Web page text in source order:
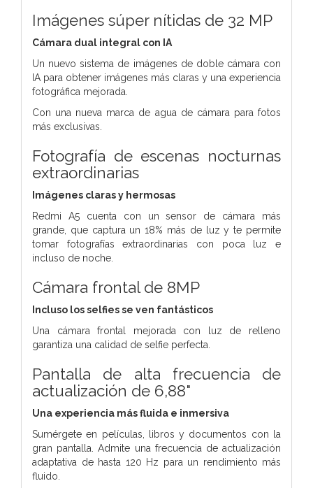
Imágenes súper nítidas de 32 MP
Cámara dual integral con IA
Un nuevo sistema de imágenes de doble cámara con
IA para obtener imágenes más claras y una experiencia
fotográfica mejorada.
Con una nueva marca de agua de cámara para fotos
más exclusivas.
Fotografía de escenas nocturnas
extraordinarias
Imágenes claras y hermosas
Redmi A5 cuenta con un sensor de cámara más
grande, que captura un 18% más de luz y te permite
tomar fotografías extraordinarias con poca luz e
incluso de noche.
Cámara frontal de 8MP
Incluso los selfies se ven fantásticos
Una cámara frontal mejorada con luz de relleno
garantiza una calidad de selfie perfecta.
Pantalla de alta frecuencia de
actualización de 6,88"
Una experiencia más fluida e inmersiva
Sumérgete en películas, libros y documentos con la
gran pantalla. Admite una frecuencia de actualización
adaptativa de hasta 120 Hz para un rendimiento más
fluido.